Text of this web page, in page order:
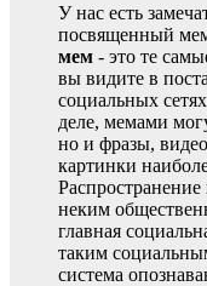
У нас есть
посвященный
мем - это те
вы видите в
социальных
деле, мемами
но и фразы,
картинки
Распространение
неким
главная
таким
система